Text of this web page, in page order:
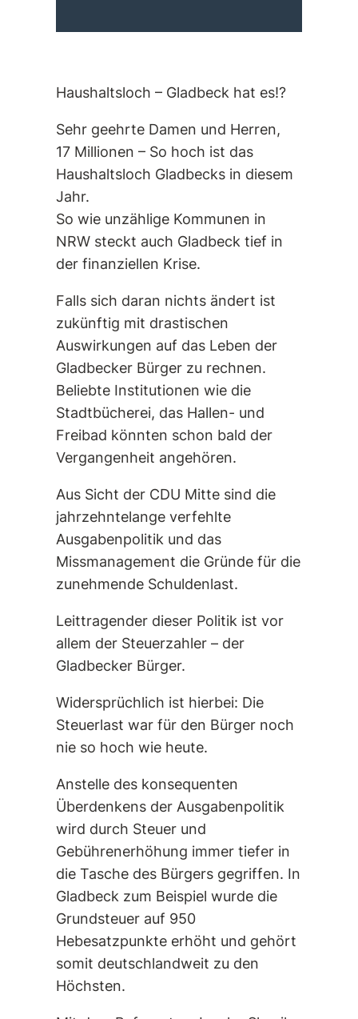
Haushaltsloch – Gladbeck hat es!?
Sehr geehrte Damen und Herren,
17 Millionen – So hoch ist das
Haushaltsloch Gladbecks in diesem
Jahr.
So wie unzählige Kommunen in
NRW steckt auch Gladbeck tief in
der finanziellen Krise.
Falls sich daran nichts ändert ist
zukünftig mit drastischen
Auswirkungen auf das Leben der
Gladbecker Bürger zu rechnen.
Beliebte Institutionen wie die
Stadtbücherei, das Hallen- und
Freibad könnten schon bald der
Vergangenheit angehören.
Aus Sicht der CDU Mitte sind die
jahrzehntelange verfehlte
Ausgabenpolitik und das
Missmanagement die Gründe für die
zunehmende Schuldenlast.
Leittragender dieser Politik ist vor
allem der Steuerzahler – der
Gladbecker Bürger.
Widersprüchlich ist hierbei: Die
Steuerlast war für den Bürger noch
nie so hoch wie heute.
Anstelle des konsequenten
Überdenkens der Ausgabenpolitik
wird durch Steuer und
Gebührenerhöhung immer tiefer in
die Tasche des Bürgers gegriffen. In
Gladbeck zum Beispiel wurde die
Grundsteuer auf 950
Hebesatzpunkte erhöht und gehört
somit deutschlandweit zu den
Höchsten.